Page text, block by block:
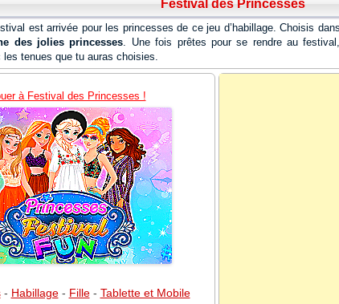
Festival des Princesses
est arrivée pour les princesses de ce jeu d’habillage. Choisis
des jolies princesses. Une fois prêtes pour se rendre au
tenues que tu auras choisies.
à Festival des Princesses !
- Habillage- Fille- Tablette et Mobile